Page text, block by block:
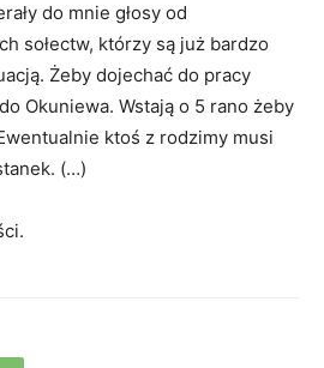
do mnie głosy od
sołectw, którzy są już bardzo
Żeby dojechać do pracy
Okuniewa. Wstają o 5 rano żeby
ktoś z rodzimy musi
(…)